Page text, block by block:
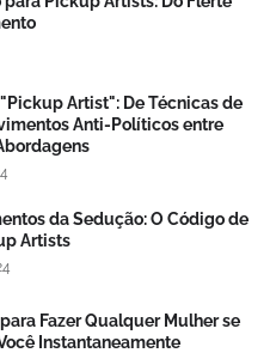
Artist": De Técnicas de
Anti-Políticos entre
da Sedução: O Código de
Artists
Fazer Qualquer Mulher se
Instantaneamente